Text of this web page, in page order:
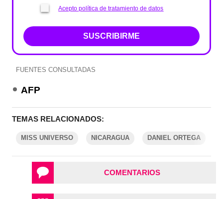
Acepto política de tratamiento de datos
SUSCRIBIRME
FUENTES CONSULTADAS
AFP
TEMAS RELACIONADOS:
MISS UNIVERSO NICARAGUA DANIEL ORTEGA
COMENTARIOS